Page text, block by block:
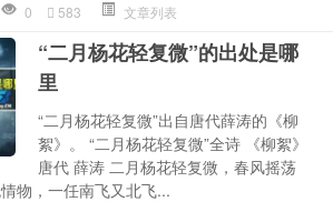
0 583 文章列表
“二月杨花轻复微”的出处是哪
里
“二月杨花轻复微”出自唐代薛涛的《柳
絮》。 “二月杨花轻复微”全诗 《柳絮》
唐代 薛涛 二月杨花轻复微，春风摇荡
物，一任南飞又北飞...